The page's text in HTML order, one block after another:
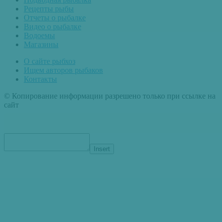
Рецепты рыбы
Отчеты о рыбалке
Видео о рыбалке
Водоемы
Магазины
О сайте рыбхоз
Ищем авторов рыбаков
Контакты
© Копирование информации разрешено только при ссылке на
сайт
Insert